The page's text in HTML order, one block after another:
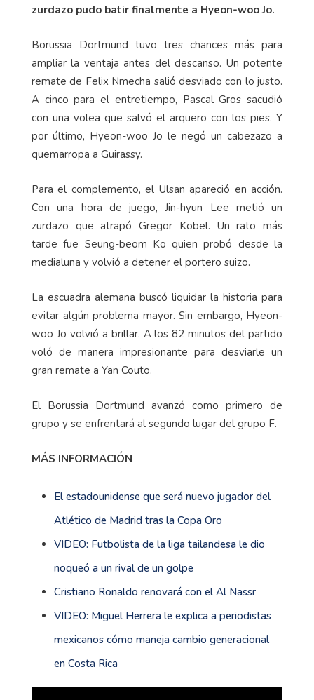
zurdazo pudo batir finalmente a Hyeon-woo Jo.
Borussia Dortmund tuvo tres chances más para
ampliar la ventaja antes del descanso. Un potente
remate de Felix Nmecha salió desviado con lo justo.
A cinco para el entretiempo, Pascal Gros sacudió
con una volea que salvó el arquero con los pies. Y
por último, Hyeon-woo Jo le negó un cabezazo a
quemarropa a Guirassy.
Para el complemento, el Ulsan apareció en acción.
Con una hora de juego, Jin-hyun Lee metió un
zurdazo que atrapó Gregor Kobel. Un rato más
tarde fue Seung-beom Ko quien probó desde la
medialuna y volvió a detener el portero suizo.
La escuadra alemana buscó liquidar la historia para
evitar algún problema mayor. Sin embargo, Hyeon-
woo Jo volvió a brillar. A los 82 minutos del partido
voló de manera impresionante para desviarle un
gran remate a Yan Couto.
El Borussia Dortmund avanzó como primero de
grupo y se enfrentará al segundo lugar del grupo F.
MÁS INFORMACIÓN
El estadounidense que será nuevo jugador del
Atlético de Madrid tras la Copa Oro
VIDEO: Futbolista de la liga tailandesa le dio
noqueó a un rival de un golpe
Cristiano Ronaldo renovará con el Al Nassr
VIDEO: Miguel Herrera le explica a periodistas
mexicanos cómo maneja cambio generacional
en Costa Rica